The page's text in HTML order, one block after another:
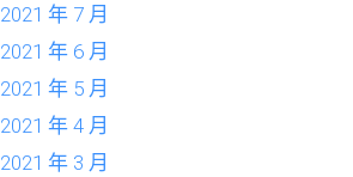
2021 年 7 月
2021 年 6 月
2021 年 5 月
2021 年 4 月
2021 年 3 月